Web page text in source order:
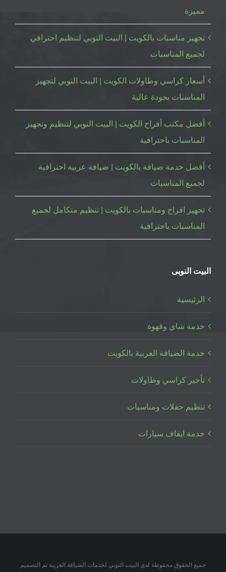
مميزة
تجهيز مناسبات بالكويت | البيت النوبي لتنظيم احترافي
لجميع المناسبات
أسعار كراسي وطاولات الكويت | البيت النوبي لتجهيز
المناسبات بجودة عالية
أفضل مكتب أفراح الكويت | البيت النوبي لتنظيم وتجهيز
المناسبات باحترافية
أفضل خدمة ضيافة بالكويت | ضيافة عربية احترافية
لجميع المناسبات
تجهيز افراح ومناسبات بالكويت | تنظيم متكامل لجميع
المناسبات باحترافية
البيت النوبى
الرئيسية
خدمة شاي وقهوة
خدمة الضيافة العربية بالكويت
تأجير كراسي وطاولات
تنظيم حفلات ومناسبات
خدمة ايقاف سيارات
جميع الحقوق محفوظة لدي البيت النوبي لخدمات الضيافة العربية تم التصميم